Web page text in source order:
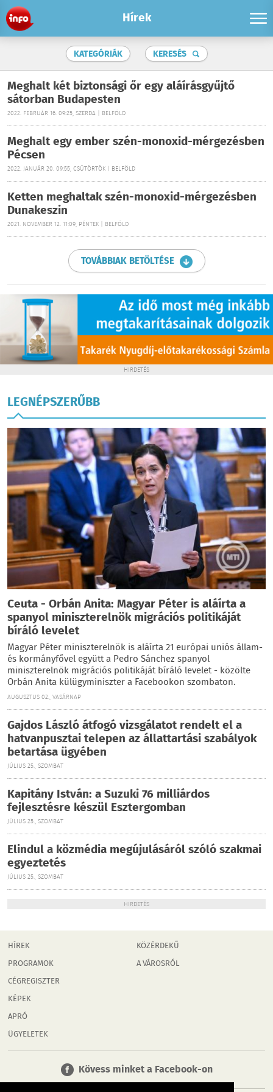
Hírek
KATEGÓRIÁK KERESÉS
Meghalt két biztonsági őr egy aláírásgyűjtő
sátorban Budapesten
2022. FEBRUÁR 16. 09:25, SZERDA | BELFÖLD
Meghalt egy ember szén-monoxid-mérgezésben
Pécsen
2022. JANUÁR 20. 09:55, CSÜTÖRTÖK | BELFÖLD
Ketten meghaltak szén-monoxid-mérgezésben
Dunakeszin
2021. NOVEMBER 12. 11:09, PÉNTEK | BELFÖLD
TOVÁBBIAK BETÖLTÉSE
HIRDETÉS
LEGNÉPSZERŰBB
Ceuta - Orbán Anita: Magyar Péter is aláírta a
spanyol miniszterelnök migrációs politikáját
bíráló levelet
Magyar Péter miniszterelnök is aláírta 21 európai uniós állam-
és kormányfővel együtt a Pedro Sánchez spanyol
miniszterelnök migrációs politikáját bíráló levelet - közölte
Orbán Anita külügyminiszter a Facebookon szombaton.
AUGUSZTUS 02., VASÁRNAP
Gajdos László átfogó vizsgálatot rendelt el a
hatvanpusztai telepen az állattartási szabályok
betartása ügyében
JÚLIUS 25., SZOMBAT
Kapitány István: a Suzuki 76 milliárdos
fejlesztésre készül Esztergomban
JÚLIUS 25., SZOMBAT
Elindul a közmédia megújulásáról szóló szakmai
egyeztetés
JÚLIUS 25., SZOMBAT
HIRDETÉS
HÍREK
PROGRAMOK
CÉGREGISZTER
KÉPEK
APRÓ
ÜGYELETEK
KÖZÉRDEKŰ
A VÁROSRÓL
Kövess minket a Facebook-on